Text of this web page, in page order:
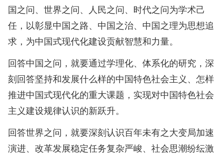
国之问、世界之问、人民之问、时代之问为学术己
任，以彰显中国之路、中国之治、中国之理为思想追
求，为中国式现代化建设贡献智慧和力量。
回答中国之问，就要通过学理化、体系化的研究，深
刻回答坚持和发展什么样的中国特色社会主义、怎样
推进中国式现代化的重大课题，实现对中国特色社会
主义建设规律认识的新跃升。
回答世界之问，就要深刻认识百年未有之大变局加速
演进、改革发展稳定任务复杂严峻、社会思潮纷纭激